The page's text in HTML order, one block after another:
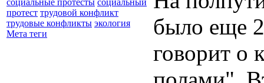
социальные протесты социальный
протест трудовой конфликт
трудовые конфликты экология
Мета теги
было еще
говорит о